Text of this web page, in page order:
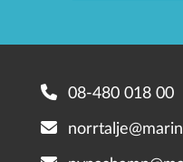
08-480 018 00